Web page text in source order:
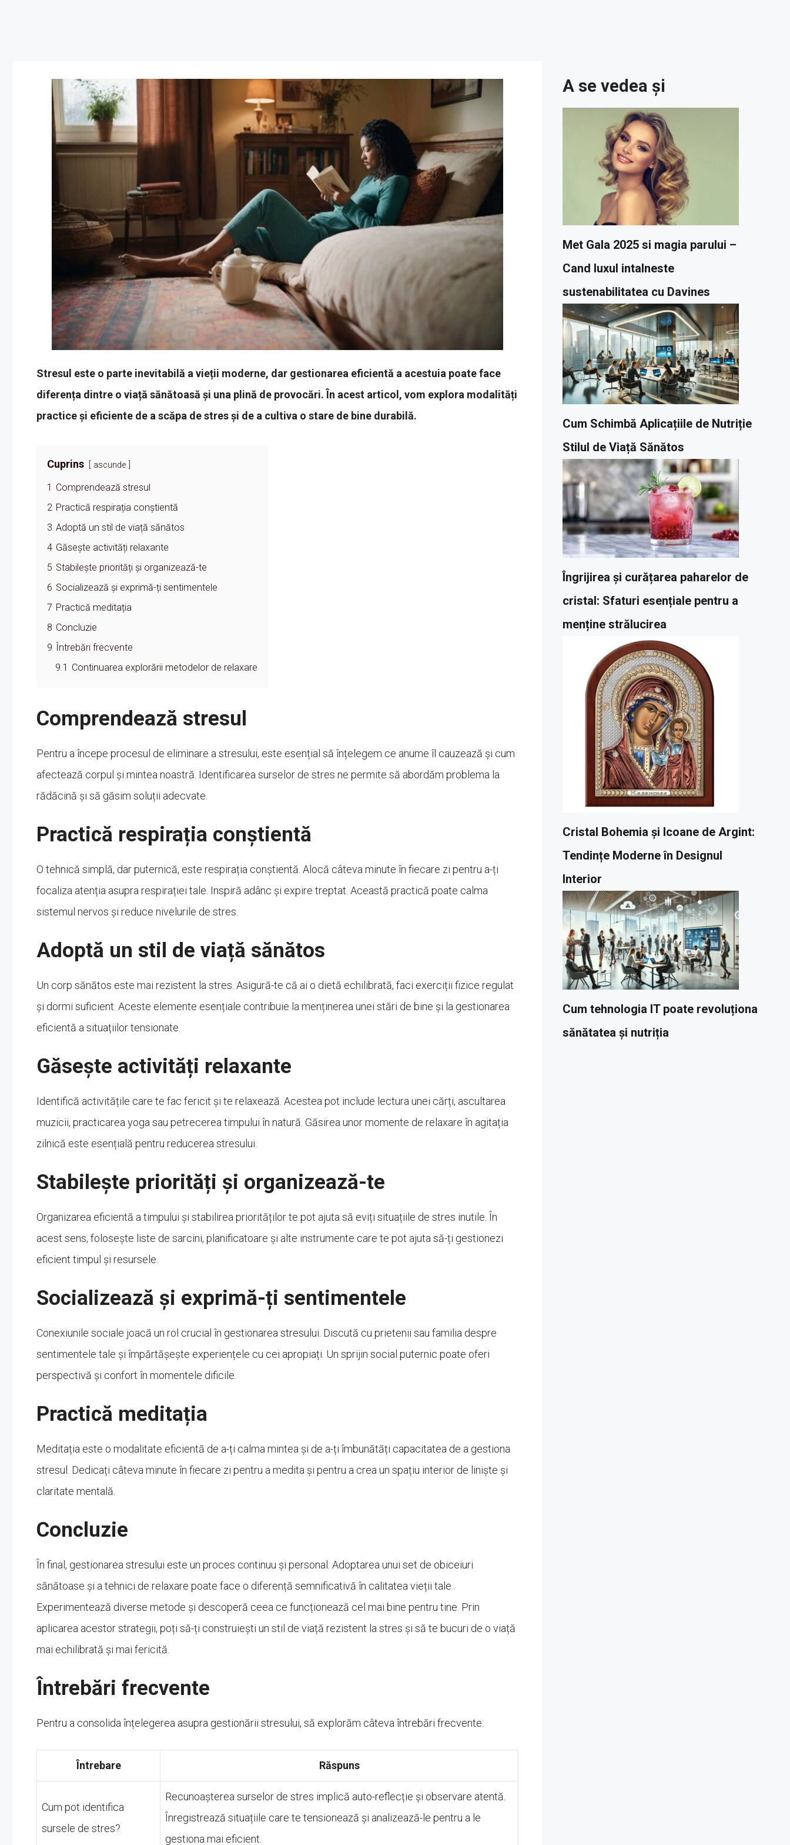
Stresul este o parte inevitabilă a vieții moderne, dar gestionarea eficientă a acestuia poate face
diferența dintre o viață sănătoasă și una plină de provocări. În acest articol, vom explora modalități
practice și eficiente de a scăpa de stres și de a cultiva o stare de bine durabilă.
Cuprins ascunde
1 Comprendează stresul
2 Practică respirația conștientă
3 Adoptă un stil de viață sănătos
4 Găsește activități relaxante
5 Stabilește priorități și organizează-te
6 Socializează și exprimă-ți sentimentele
7 Practică meditația
8 Concluzie
9 Întrebări frecvente
9.1 Continuarea explorării metodelor de relaxare
Comprendează stresul
Pentru a începe procesul de eliminare a stresului, este esențial să înțelegem ce anume îl cauzează și cum
afectează corpul și mintea noastră. Identificarea surselor de stres ne permite să abordăm problema la
rădăcină și să găsim soluții adecvate.
Practică respirația conștientă
O tehnică simplă, dar puternică, este respirația conștientă. Alocă câteva minute în fiecare zi pentru a-ți
focaliza atenția asupra respirației tale. Inspiră adânc și expire treptat. Această practică poate calma
sistemul nervos și reduce nivelurile de stres.
Adoptă un stil de viață sănătos
Un corp sănătos este mai rezistent la stres. Asigură-te că ai o dietă echilibrată, faci exerciții fizice regulat
și dormi suficient. Aceste elemente esențiale contribuie la menținerea unei stări de bine și la gestionarea
eficientă a situațiilor tensionate.
Găsește activități relaxante
Identifică activitățile care te fac fericit și te relaxează. Acestea pot include lectura unei cărți, ascultarea
muzicii, practicarea yoga sau petrecerea timpului în natură. Găsirea unor momente de relaxare în agitația
zilnică este esențială pentru reducerea stresului.
Stabilește priorități și organizează-te
Organizarea eficientă a timpului și stabilirea priorităților te pot ajuta să eviți situațiile de stres inutile. În
acest sens, folosește liste de sarcini, planificatoare și alte instrumente care te pot ajuta să-ți gestionezi
eficient timpul și resursele.
Socializează și exprimă-ți sentimentele
Conexiunile sociale joacă un rol crucial în gestionarea stresului. Discută cu prietenii sau familia despre
sentimentele tale și împărtășește experiențele cu cei apropiați. Un sprijin social puternic poate oferi
perspectivă și confort în momentele dificile.
Practică meditația
Meditația este o modalitate eficientă de a-ți calma mintea și de a-ți îmbunătăți capacitatea de a gestiona
stresul. Dedicați câteva minute în fiecare zi pentru a medita și pentru a crea un spațiu interior de liniște și
claritate mentală.
Concluzie
În final, gestionarea stresului este un proces continuu și personal. Adoptarea unui set de obiceiuri
sănătoase și a tehnici de relaxare poate face o diferență semnificativă în calitatea vieții tale.
Experimentează diverse metode și descoperă ceea ce funcționează cel mai bine pentru tine. Prin
aplicarea acestor strategii, poți să-ți construiești un stil de viață rezistent la stres și să te bucuri de o viață
mai echilibrată și mai fericită.
Întrebări frecvente
Pentru a consolida înțelegerea asupra gestionării stresului, să explorăm câteva întrebări frecvente:
Întrebare Răspuns
Cum pot identifica
sursele de stres?
Recunoașterea surselor de stres implică auto-reflecție și observare atentă.
Înregistrează situațiile care te tensionează și analizează-le pentru a le
gestiona mai eficient.
A se vedea și
Met Gala 2025 si magia parului –
Cand luxul intalneste
sustenabilitatea cu Davines
Cum Schimbă Aplicațiile de Nutriție
Stilul de Viață Sănătos
Îngrijirea și curățarea paharelor de
cristal: Sfaturi esențiale pentru a
menține strălucirea
Cristal Bohemia și Icoane de Argint:
Tendințe Moderne în Designul
Interior
Cum tehnologia IT poate revoluționa
sănătatea și nutriția